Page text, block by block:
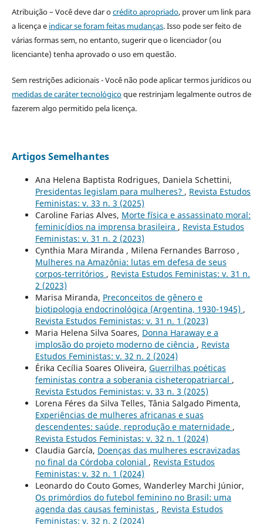
Atribuição – Você deve dar ocrédito apropriado, prover um link para
a licença e indicar se foram feitas mudanças. Isso pode ser feito de
várias formas sem, no entanto, sugerir que o licenciador (ou
licenciante) tenha aprovado o uso em questão.
Sem restrições adicionais - Você não pode aplicar termos jurídicos ou
medidas de caráter tecnológicoque restrinjam legalmente outros de
fazerem algo permitido pela licença.
Artigos Semelhantes
Ana Helena Baptista Rodrigues, Daniela Schettini,
Presidentas legislam para mulheres? , Revista Estudos
Feministas: v. 33 n. 3 (2025)
Caroline Farias Alves, Morte física e assassinato moral:
feminicídios na imprensa brasileira , Revista Estudos
Feministas: v. 31 n. 2 (2023)
Cynthia Mara Miranda , Milena Fernandes Barroso ,
Mulheres na Amazônia: lutas em defesa de seus
corpos-territórios , Revista Estudos Feministas: v. 31 n.
2 (2023)
Marisa Miranda, Preconceitos de gênero e
biotipologia endocrinológica (Argentina, 1930-1945) ,
Revista Estudos Feministas: v. 31 n. 1 (2023)
Maria Helena Silva Soares, Donna Haraway e a
implosão do projeto moderno de ciência , Revista
Estudos Feministas: v. 32 n. 2 (2024)
Érika Cecília Soares Oliveira, Guerrilhas poéticas
feministas contra a soberania cisheteropatriarcal ,
Revista Estudos Feministas: v. 33 n. 3 (2025)
Lorena Féres da Silva Telles, Tânia Salgado Pimenta,
Experiências de mulheres africanas e suas
descendentes: saúde, reprodução e maternidade ,
Revista Estudos Feministas: v. 32 n. 1 (2024)
Claudia García, Doenças das mulheres escravizadas
no final da Córdoba colonial , Revista Estudos
Feministas: v. 32 n. 1 (2024)
Leonardo do Couto Gomes, Wanderley Marchi Júnior,
Os primórdios do futebol feminino no Brasil: uma
agenda das causas feministas , Revista Estudos
Feministas: v. 32 n. 2 (2024)